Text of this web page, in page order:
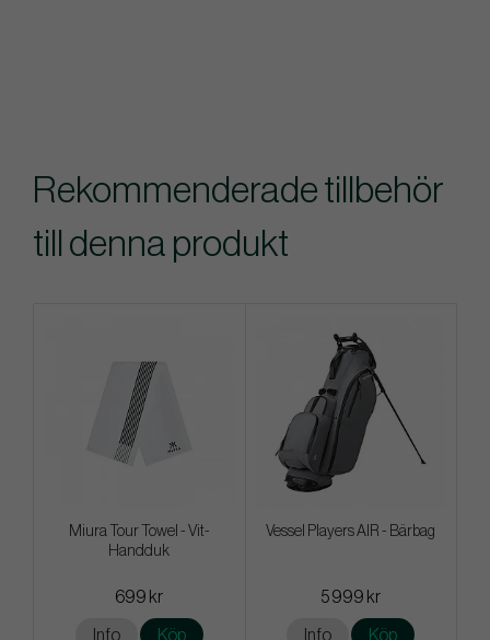
Rekommenderade tillbehör
till denna produkt
Miura Tour Towel - Vit-
Handduk
699 kr
Info Köp
Vessel Players AIR - Bärbag
5 999 kr
Info Köp